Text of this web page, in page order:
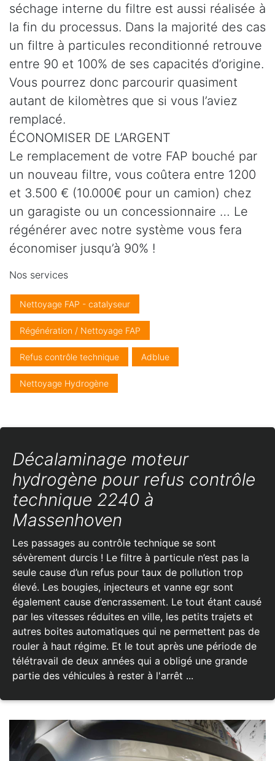
séchage interne du filtre est aussi réalisée à
la fin du processus. Dans la majorité des cas
un filtre à particules reconditionné retrouve
entre 90 et 100% de ses capacités d’origine.
Vous pourrez donc parcourir quasiment
autant de kilomètres que si vous l’aviez
remplacé.
ÉCONOMISER DE L’ARGENT
Le remplacement de votre FAP bouché par
un nouveau filtre, vous coûtera entre 1200
et 3.500 € (10.000€ pour un camion) chez
un garagiste ou un concessionnaire … Le
régénérer avec notre système vous fera
économiser jusqu’à 90% !
Nos services
Nettoyage FAP - catalyseur
Régénération / Nettoyage FAP
Refus contrôle technique Adblue
Nettoyage Hydrogène
Décalaminage moteur
hydrogène pour refus contrôle
technique 2240 à
Massenhoven
Les passages au contrôle technique se sont
sévèrement durcis ! Le filtre à particule n’est pas la
seule cause d’un refus pour taux de pollution trop
élevé. Les bougies, injecteurs et vanne egr sont
également cause d’encrassement. Le tout étant causé
par les vitesses réduites en ville, les petits trajets et
autres boites automatiques qui ne permettent pas de
rouler à haut régime. Et le tout après une période de
télétravail de deux années qui a obligé une grande
partie des véhicules à rester à l'arrêt ...